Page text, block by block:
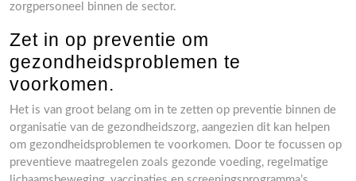
zorgpersoneel binnen de sector.
Zet in op preventie om
gezondheidsproblemen te
voorkomen.
Het is van groot belang om in te zetten op preventie binnen de
organisatie van de gezondheidszorg, aangezien dit kan helpen
om gezondheidsproblemen te voorkomen. Door te focussen op
preventieve maatregelen zoals gezonde voeding, regelmatige